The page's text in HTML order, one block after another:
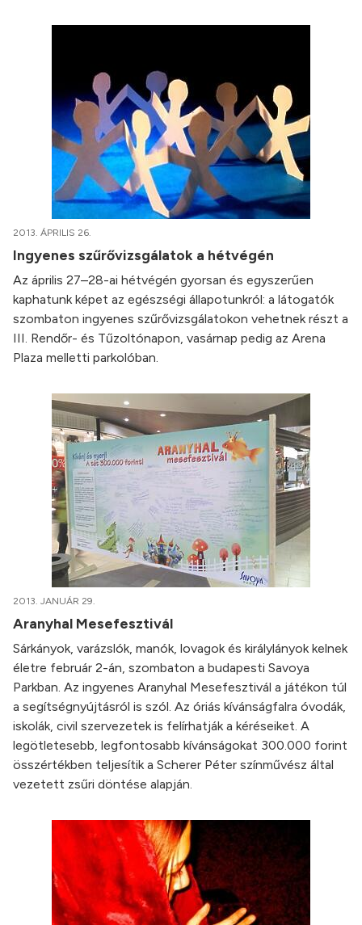
2013. ÁPRILIS 26.
Ingyenes szűrővizsgálatok a hétvégén
Az április 27–28-ai hétvégén gyorsan és egyszerűen
kaphatunk képet az egészségi állapotunkról: a látogatók
szombaton ingyenes szűrővizsgálatokon vehetnek részt a
III. Rendőr- és Tűzoltónapon, vasárnap pedig az Arena
Plaza melletti parkolóban.
2013. JANUÁR 29.
Aranyhal Mesefesztivál
Sárkányok, varázslók, manók, lovagok és királylányok kelnek
életre február 2-án, szombaton a budapesti Savoya
Parkban. Az ingyenes Aranyhal Mesefesztivál a játékon túl
a segítségnyújtásról is szól. Az óriás kívánságfalra óvodák,
iskolák, civil szervezetek is felírhatják a kéréseiket. A
legötletesebb, legfontosabb kívánságokat 300.000 forint
összértékben teljesítik a Scherer Péter színművész által
vezetett zsűri döntése alapján.